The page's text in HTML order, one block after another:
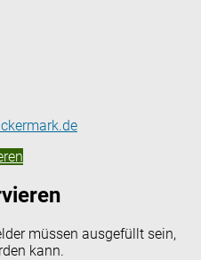
müssen ausgefüllt sein,
kann.